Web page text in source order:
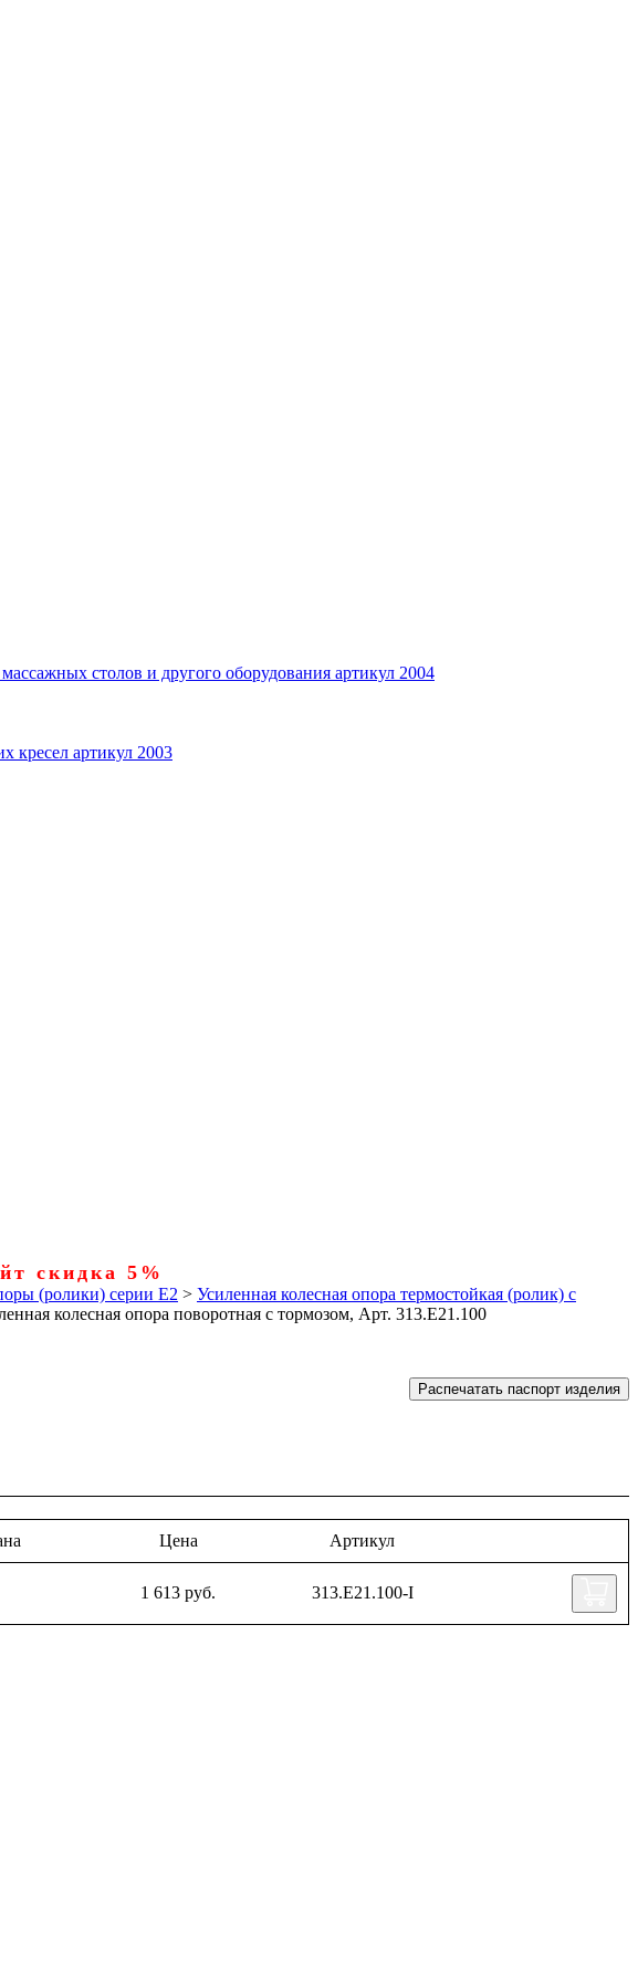
столов и другого оборудования артикул 2004
кресел артикул 2003
скидка 5%
(ролики) серии Е2 > Усиленная колесная опора термостойкая (ролик) с
колесная опора поворотная с тормозом, Арт. 313.E21.100
Распечатать паспорт изделия
Цена Артикул
1 613 руб. 313.E21.100-I